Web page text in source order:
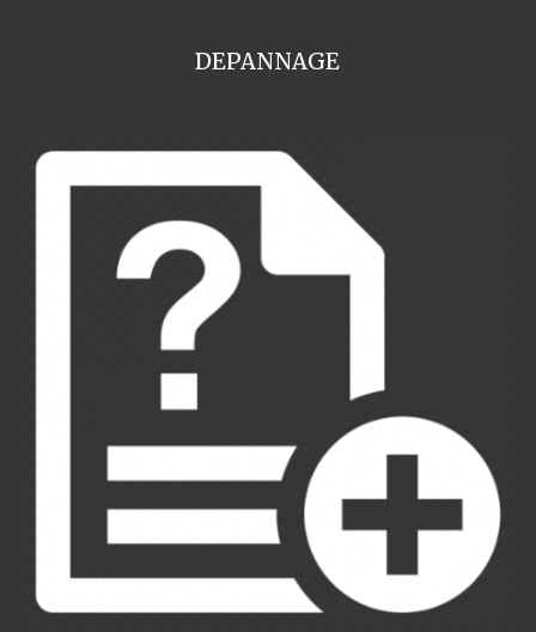
DEPANNAGE